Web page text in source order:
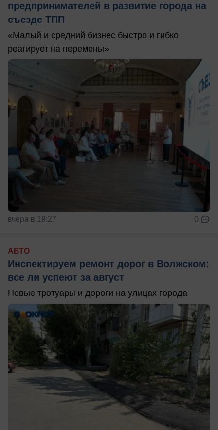
предпринимателей в развитие города на
съезде ТПП
«Малый и средний бизнес быстро и гибко
реагирует на перемены»
вчера в 19:27 0
АВТО
Инспектируем ремонт дорог в Волжском:
все ли успеют за август
Новые тротуары и дороги на улицах города